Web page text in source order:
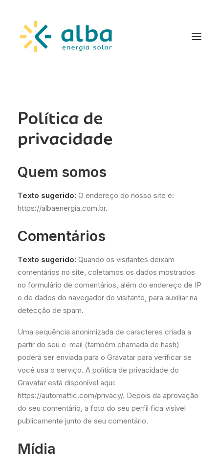
Política de
privacidade
Quem somos
Texto sugerido: O endereço do nosso site é:
https://albaenergia.com.br.
Comentários
Texto sugerido: Quando os visitantes deixam
comentários no site, coletamos os dados mostrados
no formulário de comentários, além do endereço de IP
e de dados do navegador do visitante, para auxiliar na
detecção de spam.
Uma sequência anonimizada de caracteres criada a
partir do seu e-mail (também chamada de hash)
poderá ser enviada para o Gravatar para verificar se
você usa o serviço. A política de privacidade do
Gravatar está disponível aqui:
https://automattic.com/privacy/. Depois da aprovação
do seu comentário, a foto do seu perfil fica visível
publicamente junto de seu comentário.
Mídia